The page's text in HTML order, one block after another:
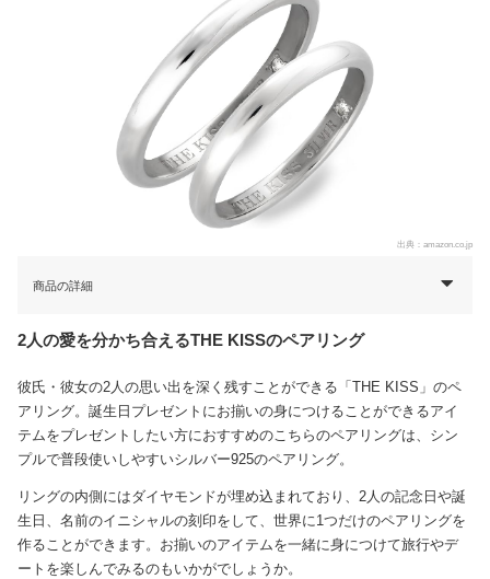
出典： amazon.co.jp
商品の詳細
2人の愛を分かち合えるTHE KISSのペアリング
彼氏・彼女の2人の思い出を深く残すことができる「THE KISS」のペ
アリング。誕生日プレゼントにお揃いの身につけることができるアイ
テムをプレゼントしたい方におすすめのこちらのペアリングは、シン
プルで普段使いしやすいシルバー925のペアリング。
リングの内側にはダイヤモンドが埋め込まれており、2人の記念日や誕
生日、名前のイニシャルの刻印をして、世界に1つだけのペアリングを
作ることができます。お揃いのアイテムを一緒に身につけて旅行やデ
ートを楽しんでみるのもいかがでしょうか。